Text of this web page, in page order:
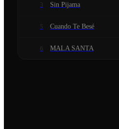
3 Sin Pijama
5 Cuando Te Besé
6 MALA SANTA